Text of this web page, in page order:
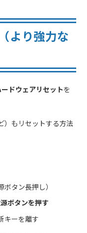
より強力な
ードウェアリセットを
）もリセットする方法
ボタン長押し）
ボタンを押す
キーを離す